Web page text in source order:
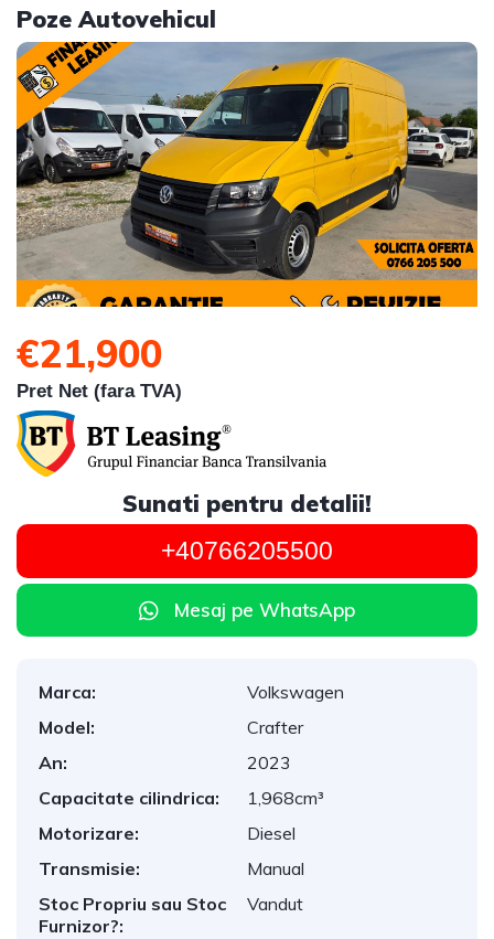
Poze Autovehicul
€21,900
Pret Net (fara TVA)
Sunati pentru detalii!
+40766205500
Mesaj pe WhatsApp
Marca:
Volkswagen
Model:
Crafter
An:
2023
Capacitate cilindrica:
1,968cm³
Motorizare:
Diesel
Transmisie:
Manual
Stoc Propriu sau Stoc
Furnizor?:
Vandut